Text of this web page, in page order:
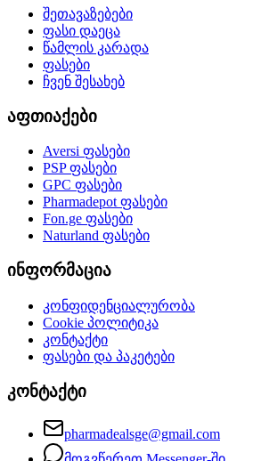
შეთავაზებები
ფასი დაეცა
წამლის კარადა
ფასები
ჩვენ შესახებ
აფთიაქები
Aversi ფასები
PSPფასები
GPC ფასები
Pharmadepotფასები
Fon.ge ფასები
Naturland ფასები
ინფორმაცია
კონფიდენციალურობა
Cookie პოლიტიკა
კონტაქტი
ფასები და პაკეტები
კონტაქტი
pharmadealsge@gmail.com